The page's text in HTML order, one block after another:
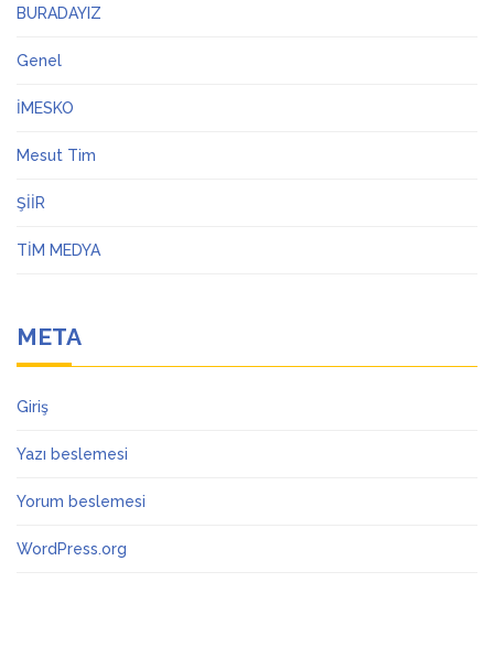
BURADAYIZ
Genel
İMESKO
Mesut Tim
ŞİİR
TİM MEDYA
META
Giriş
Yazı beslemesi
Yorum beslemesi
WordPress.org